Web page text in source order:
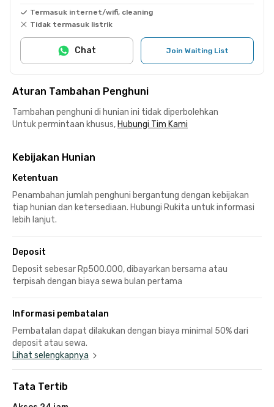
Termasuk internet/wifi, cleaning
Tidak termasuk listrik
Join Waiting List
Chat
Aturan Tambahan Penghuni
Tambahan penghuni di hunian ini tidak diperbolehkan
Untuk permintaan khusus, Hubungi Tim Kami
Kebijakan Hunian
Ketentuan
Penambahan jumlah penghuni bergantung dengan kebijakan
tiap hunian dan ketersediaan. Hubungi Rukita untuk informasi
lebih lanjut.
Deposit
Deposit sebesar Rp500.000, dibayarkan bersama atau
terpisah dengan biaya sewa bulan pertama
Informasi pembatalan
Pembatalan dapat dilakukan dengan biaya minimal 50% dari
deposit atau sewa.
Lihat selengkapnya
Tata Tertib